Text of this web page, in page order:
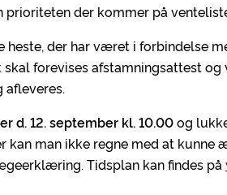
der kommer på
heste, der har været i forbindelse
forevises afstamningsattest
d. 12. september kl. 10.00og
kan man ikke regne med at
Tidsplan kan findes på